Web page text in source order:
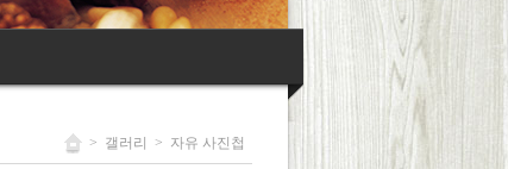
> 갤러리 > 자유 사진첩